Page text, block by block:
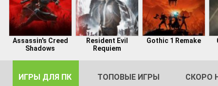
Assassin's Creed
Shadows
Resident Evil
Requiem
Gothic 1 Remake
ИГРЫ ДЛЯ ПК ТОПОВЫЕ ИГРЫ СКОРО